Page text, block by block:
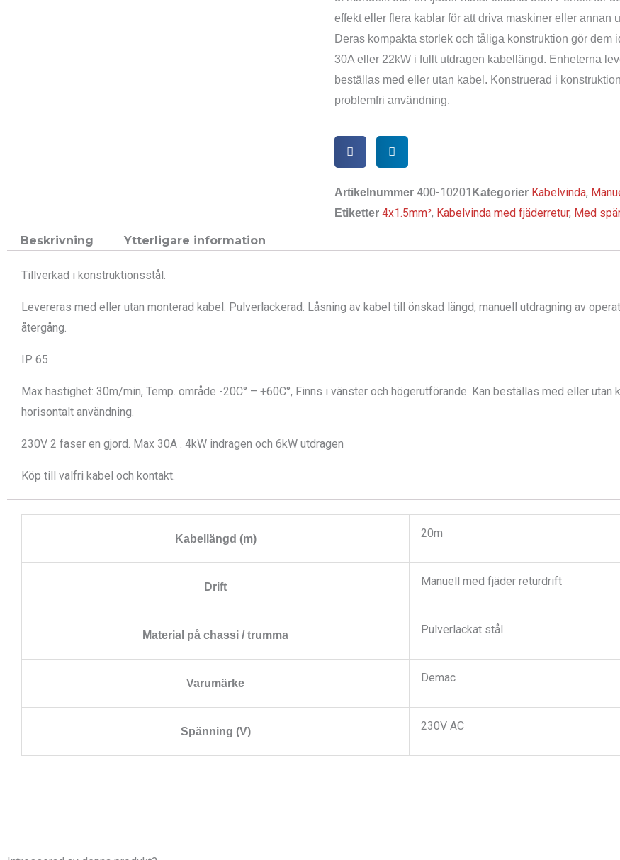
effekt eller flera kablar för att driva maskiner eller annan
Deras kompakta storlek och tåliga konstruktion gör dem
30A eller 22kW i fullt utdragen kabellängd. Enheterna
beställas med eller utan kabel. Konstruerad i
problemfri användning.
Artikelnummer 400-10201 Kategorier Kabelvinda,
Etiketter 4x1.5mm², Kabelvinda med fjäderretur, Med
Beskrivning Ytterligare information
Tillverkad i konstruktionsstål.
Levereras med eller utan monterad kabel. Pulverlackerad. Låsning av kabel till önskad längd, manuell utdragning av
återgång.
IP 65
Max hastighet: 30m/min, Temp. område -20C° – +60C°, Finns i vänster och högerutförande. Kan beställas med eller
horisontalt användning.
230V 2 faser en gjord. Max 30A . 4kW indragen och 6kW utdragen
Köp till valfri kabel och kontakt.
Kabellängd (m) 20m
Drift Manuell med fjäder returdrift
Material på chassi / trumma Pulverlackat stål
Varumärke Demac
Spänning (V) 230V AC